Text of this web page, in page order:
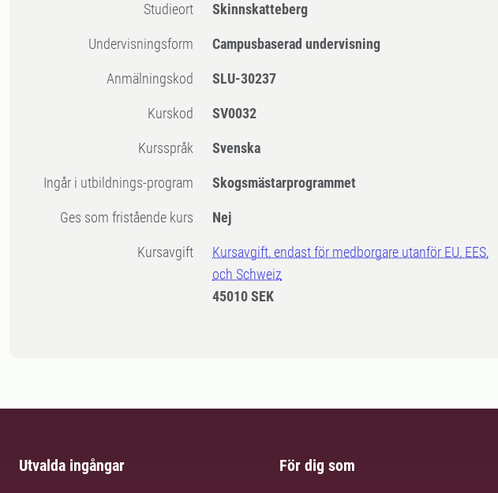
Studieort Skinnskatteberg
Undervisningsform Campusbaserad undervisning
Anmälningskod SLU-30237
Kurskod SV0032
Kursspråk Svenska
Ingår i utbildnings-program Skogsmästarprogrammet
Ges som fristående kurs Nej
Kursavgift
Kursavgift, endast för medborgare utanför EU, EES,
och Schweiz
45010 SEK
Utvalda ingångar För dig som